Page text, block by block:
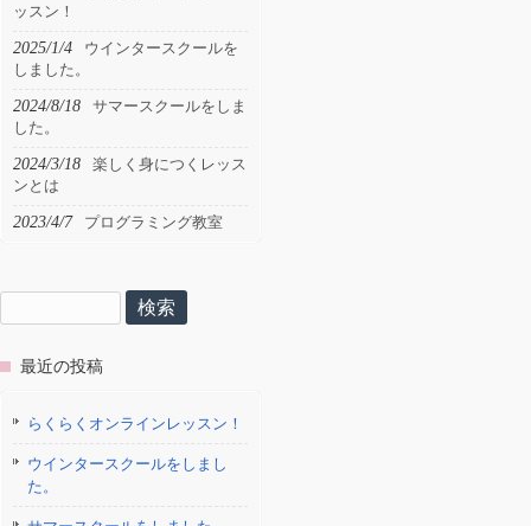
ッスン！
2025/1/4
ウインタースクールを
しました。
2024/8/18
サマースクールをしま
した。
2024/3/18
楽しく身につくレッス
ンとは
2023/4/7 プログラミング教室
索:
最近の投稿
らくらくオンラインレッスン！
ウインタースクールをしまし
た。